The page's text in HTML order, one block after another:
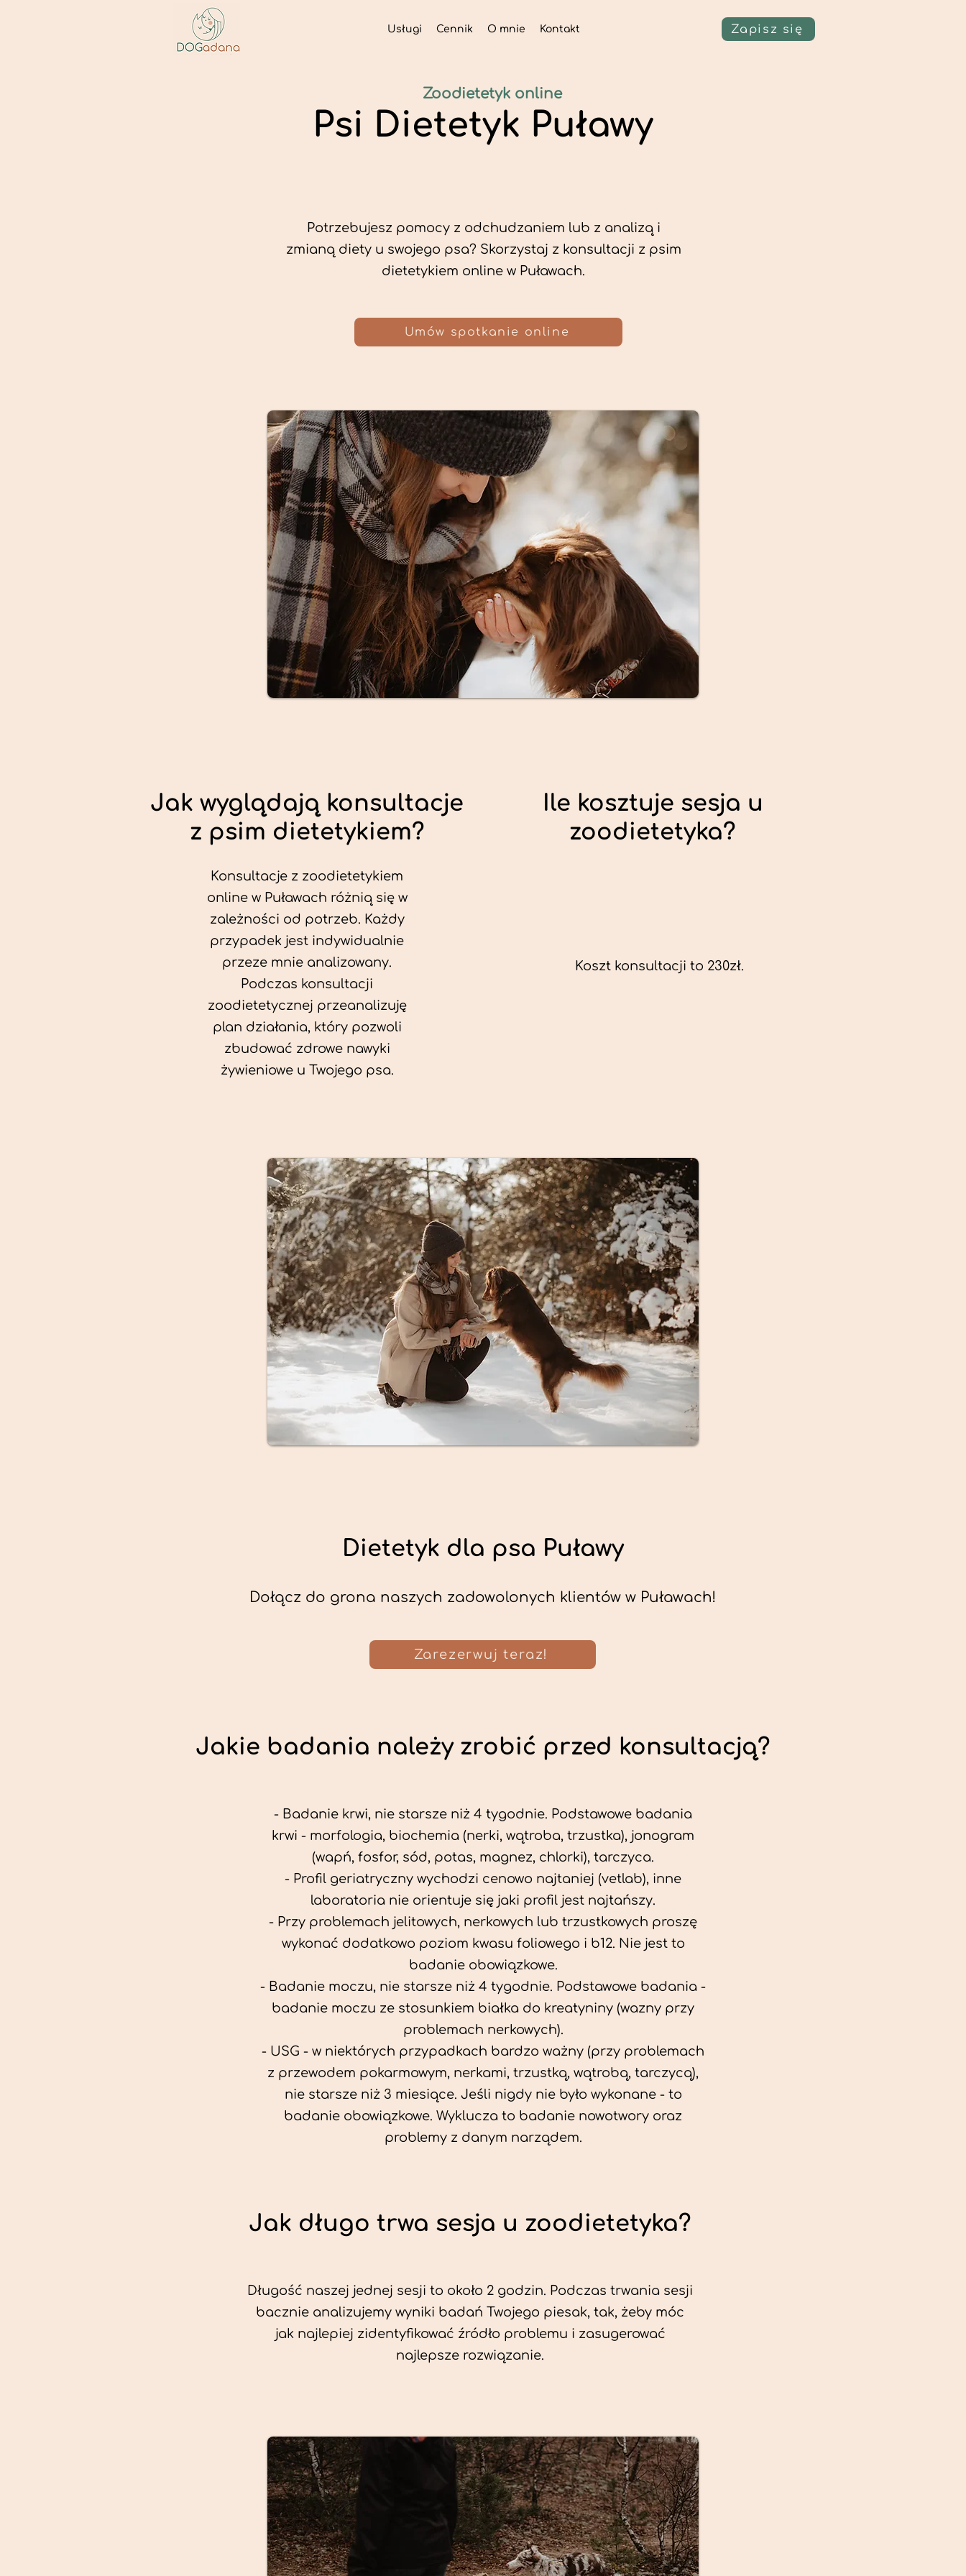
Usługi Cennik O mnie Kontakt Zapisz się
Psi Dietetyk Puławy
Potrzebujesz pomocy z odchudzaniem lub z analizą i
zmianą diety u swojego psa? Skorzystaj z konsultacji z psim
dietetykiem online w Puławach.
Zoodietetyk online
Umów spotkanie online
Jak wyglądają konsultacje
z psim dietetykiem?
Konsultacje z zoodietetykiem
online w Puławach różnią się w
zależności od potrzeb. Każdy
przypadek jest indywidualnie
przeze mnie analizowany.
Podczas konsultacji
zoodietetycznej przeanalizuję
plan działania, który pozwoli
zbudować zdrowe nawyki
żywieniowe u Twojego psa.
Ile kosztuje sesja u
zoodietetyka?
Koszt konsultacji to 230zł.
Dietetyk dla psa Puławy
Dołącz do grona naszych zadowolonych klientów w Puławach!
Zarezerwuj teraz!
Jakie badania należy zrobić przed konsultacją?
- Badanie krwi, nie starsze niż 4 tygodnie. Podstawowe badania
krwi - morfologia, biochemia (nerki, wątroba, trzustka), jonogram
(wapń, fosfor, sód, potas, magnez, chlorki), tarczyca.
- Profil geriatryczny wychodzi cenowo najtaniej (vetlab), inne
laboratoria nie orientuje się jaki profil jest najtańszy.
- Przy problemach jelitowych, nerkowych lub trzustkowych proszę
wykonać dodatkowo poziom kwasu foliowego i b12. Nie jest to
badanie obowiązkowe.
- Badanie moczu, nie starsze niż 4 tygodnie. Podstawowe badania -
badanie moczu ze stosunkiem białka do kreatyniny (wazny przy
problemach nerkowych).
- USG - w niektórych przypadkach bardzo ważny (przy problemach
z przewodem pokarmowym, nerkami, trzustką, wątrobą, tarczycą),
nie starsze niż 3 miesiące. Jeśli nigdy nie było wykonane - to
badanie obowiązkowe. Wyklucza to badanie nowotwory oraz
problemy z danym narządem.
Jak długo trwa sesja u zoodietetyka?
Długość naszej jednej sesji to około 2 godzin. Podczas trwania sesji
bacznie analizujemy wyniki badań Twojego piesak, tak, żeby móc
jak najlepiej zidentyfikować źródło problemu i zasugerować
najlepsze rozwiązanie.